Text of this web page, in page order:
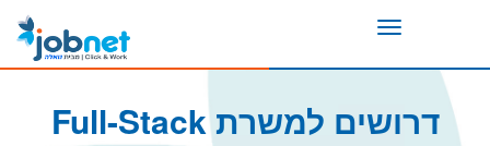
Toggle
דרושים למשרת Full-Stack